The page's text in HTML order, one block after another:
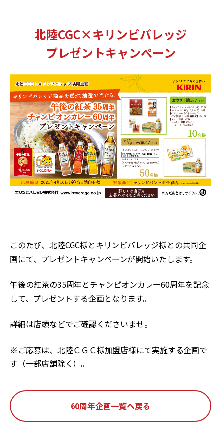
北陸CGC×キリンビバレッジ
プレゼントキャンペーン
このたび、北陸CGC様とキリンビバレッジ様との共同企
画にて、プレゼントキャンペーンが開始いたします。
午後の紅茶の35周年とチャンピオンカレー60周年を記念
して、プレゼントする企画となります。
詳細は店頭などでご確認くださいませ。
※ご応募は、北陸ＣＧＣ様加盟店様にて実施する企画で
す（一部店舗除く）。
60周年企画一覧へ戻る